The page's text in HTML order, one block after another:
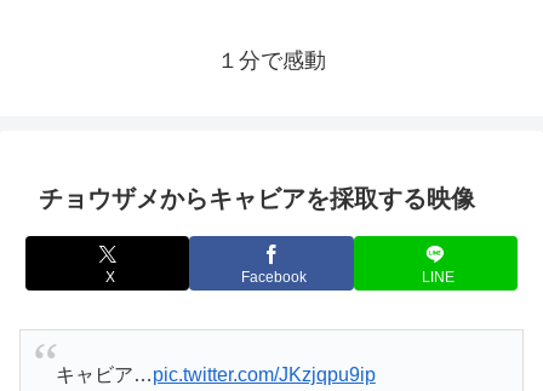
１分で感動
チョウザメからキャビアを採取する映像
X Facebook LINE
キャビア…pic.twitter.com/JKzjqpu9ip